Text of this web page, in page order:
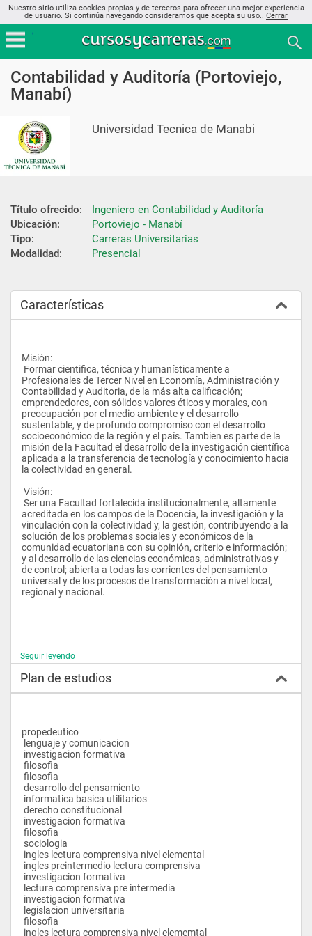
Nuestro sitio utiliza cookies propias y de terceros para ofrecer una mejor experiencia
de usuario. Si continúa navegando consideramos que acepta su uso.. Cerrar
Contabilidad y Auditoría (Portoviejo,
Manabí)
Universidad Tecnica de Manabi
Título ofrecido:
Ingeniero en Contabilidad y Auditoría
Ubicación:
Portoviejo - Manabí
Tipo:
Carreras Universitarias
Modalidad:
Presencial
Características
Misión:
Profesionales de Tercer Nivel en Economía, Administración y
Contabilidad y Auditoria, de la más alta calificación;
emprendedores, con sólidos valores éticos y morales, con
preocupación por el medio ambiente y el desarrollo
sustentable, y de profundo compromiso con el desarrollo
socioeconómico de la región y el país. Tambien es parte de la
misión de la Facultad el desarrollo de la investigación científica
aplicada a la transferencia de tecnología y conocimiento hacia
la colectividad en general.
Visión:
acreditada en los campos de la Docencia, la investigación y la
vinculación con la colectividad y, la gestión, contribuyendo a la
solución de los problemas sociales y económicos de la
comunidad ecuatoriana con su opinión, criterio e información;
y al desarrollo de las ciencias económicas, administrativas y
de control; abierta a todas las corrientes del pensamiento
universal y de los procesos de transformación a nivel local,
regional y nacional.
Laboratorios
computadores
> Biblioteca
> Laboratorio de Computación
> Laboratorios de Computación
> Sala de Incabudarora de Empresas
> Sala de Seminarios-Proyección
Misión y Visión
Misión:
humanística, intelectual, valores éticos y morales, aplicando
conceptualización científico, tecnológico e investigativo en el
ámbito de su competencia.
Visión:
Seguir leyendo
Plan de estudios
propedeutico
lenguaje y comunicacion
investigacion formativa
filosofia
filosofia
desarrollo del pensamiento
informatica basica utilitarios
derecho constitucional
investigacion formativa
filosofia
sociologia
ingles lectura comprensiva nivel elemental
ingles preintermedio lectura comprensiva
investigacion formativa
lectura comprensiva pre intermedia
investigacion formativa
legislacion universitaria
filosofia
ingles lectura comprensiva nivel elememtal